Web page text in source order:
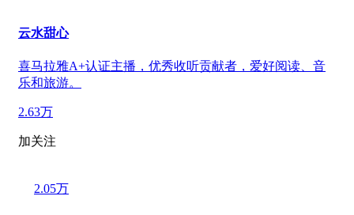
云水甜心
喜马拉雅A+认证主播，优秀收听贡献者，爱好阅读、音
乐和旅游。
2.63万
加关注
2.05万